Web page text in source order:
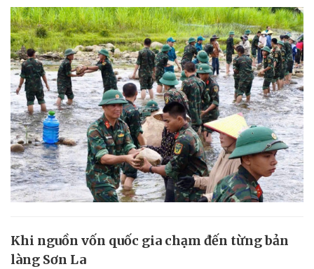
Khi nguồn vốn quốc gia chạm đến từng bản
làng Sơn La